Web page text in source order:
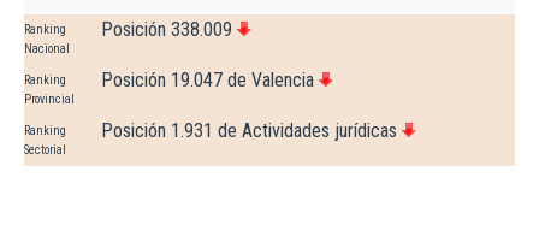
Ranking
Nacional
Posición 338.009
Ranking
Provincial
Posición 19.047 de Valencia
Ranking
Sectorial
Posición 1.931 de Actividades jurídicas